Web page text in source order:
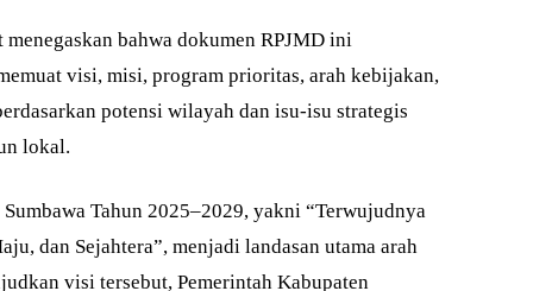
bahwa dokumen RPJMD ini
visi, misi, program prioritas, arah kebijakan,
potensi wilayah dan isu-isu strategis
lokal.
Tahun 2025–2029, yakni “Terwujudnya
dan Sejahtera”, menjadi landasan utama arah
visi tersebut, Pemerintah Kabupaten